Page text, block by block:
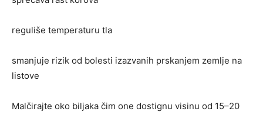
reguliše temperaturu tla
smanjuje rizik od bolesti izazvanih prskanjem zemlje na
listove
Malčirajte oko biljaka čim one dostignu visinu od 15–20